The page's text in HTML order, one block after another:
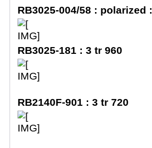
RB3025-004/58 : polarized :
RB3025-181 : 3 tr 960
RB2140F-901 : 3 tr 720